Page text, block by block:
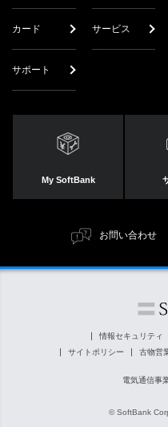
カード サービス
サポート
My SoftBank
お問い合わせ
情報セキュリティ
サイトポリシー
古物営
電気通信事
© SoftBank